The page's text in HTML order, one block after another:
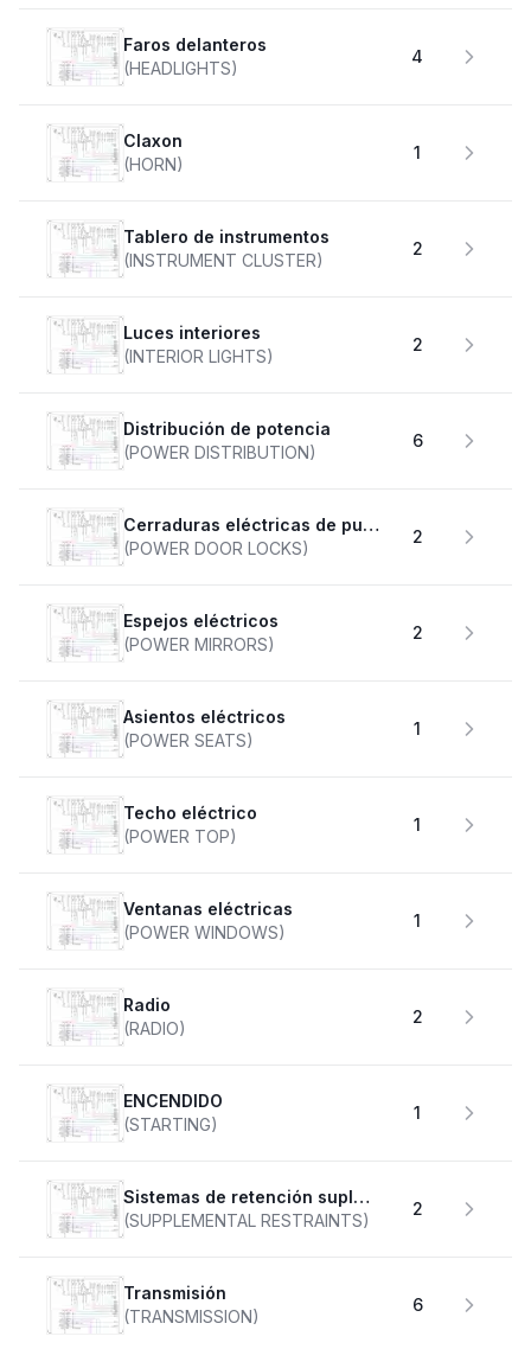
faros delanteros
(HEADLIGHTS)
4
claxon
(HORN)
1
Tablero de instrumentos
(INSTRUMENT CLUSTER)
2
Luces interiores
(INTERIOR LIGHTS)
2
Distribución de potencia
(POWER DISTRIBUTION)
6
Cerraduras eléctricas de puertas
(POWER DOOR LOCKS)
2
Espejos eléctricos
(POWER MIRRORS)
2
Asientos eléctricos
(POWER SEATS)
1
Techo eléctrico
(POWER TOP)
1
Ventanas eléctricas
(POWER WINDOWS)
1
Radio
(RADIO)
2
ENCENDIDO
(STARTING)
1
Sistemas de retención suplementarios
(SUPPLEMENTAL RESTRAINTS)
2
transmisión
(TRANSMISSION)
6